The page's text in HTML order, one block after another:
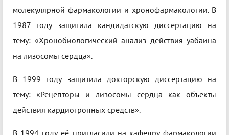
молекулярной фармакологии и хронофармакологии. В
1987 году защитила кандидатскую диссертацию на
тему: «Хронобиологический анализ действия уабаина
на лизосомы сердца».
В 1999 году защитила докторскую диссертацию на
тему: «Рецепторы и лизосомы сердца как объекты
действия кардиотропных средств».